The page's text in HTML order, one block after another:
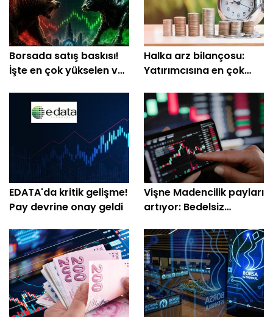
Borsada satış baskısı!
İşte en çok yükselen ve
Halka arz bilançosu:
Yatırımcısına en çok
EDATA'da kritik gelişme!
Pay devrine onay geldi
Vişne Madencilik payları
artıyor: Bedelsiz